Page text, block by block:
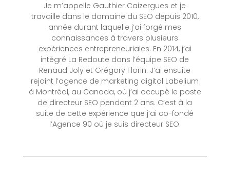
Je m’appelle Gauthier Caizergues et je
travaille dans le domaine du SEO depuis 2010,
année durant laquelle j’ai forgé mes
connaissances à travers plusieurs
expériences entrepreneuriales. En 2014, j’ai
intégré La Redoute dans l’équipe SEO de
Renaud Joly et Grégory Florin. J’ai ensuite
rejoint l’agence de marketing digital Labelium
à Montréal, au Canada, où j’ai occupé le poste
de directeur SEO pendant 2 ans. C’est à la
suite de cette expérience que j’ai co-fondé
l’Agence 90 où je suis directeur SEO.